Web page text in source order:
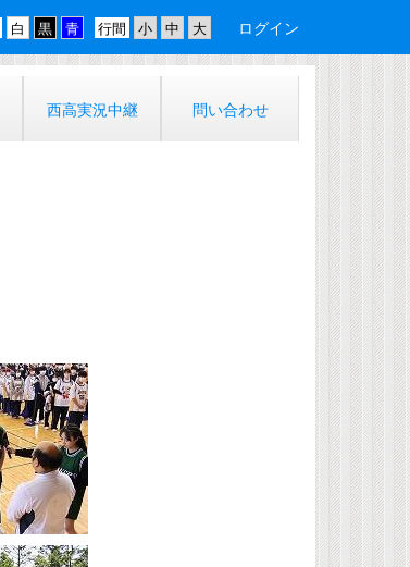
行間 ログイン
西高実況中継 問い合わせ